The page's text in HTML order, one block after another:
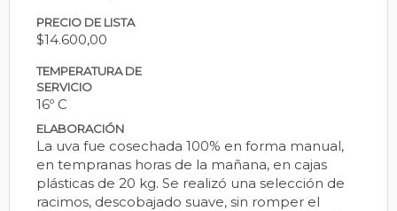
PRECIO DE LISTA
$14.600,00
TEMPERATURA DE
SERVICIO
16º C
ELABORACIÓN
La uva fue cosechada 100% en forma manual,
en tempranas horas de la mañana, en cajas
plásticas de 20 kg. Se realizó una selección de
racimos, descobajado suave, sin romper el